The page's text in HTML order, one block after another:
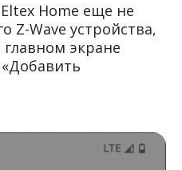
Home еще не
Z-Wave устройства,
экране